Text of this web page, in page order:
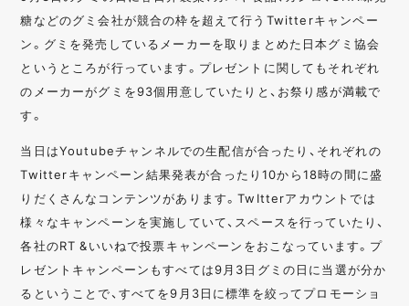
糖などのグミ会社が競合の枠を超えて行うTwitterキャンペー
ン。グミを発売しているメーカーを取りまとめた日本グミ協会
というところが行っています。プレゼントに関してもそれぞれ
のメーカーがグミを93個用意していたりと、お祭り感が満載で
す。
当日はYoutubeチャンネルでの生配信が合ったり、それぞれの
Twitterキャンペーン結果発表が合ったり10から18時の間に盛
りだくさんなコンテンツがあります。TwItterアカウントでは
様々なキャンペーンを実施していて、スペースを行っていたり、
各社のRT &いいねで投票キャンペーンをおこなっています。プ
レゼントキャンペーンもすべては9月3日グミの日に当選が分か
るということで、すべてを9月3日に標準を絞ってプロモーショ